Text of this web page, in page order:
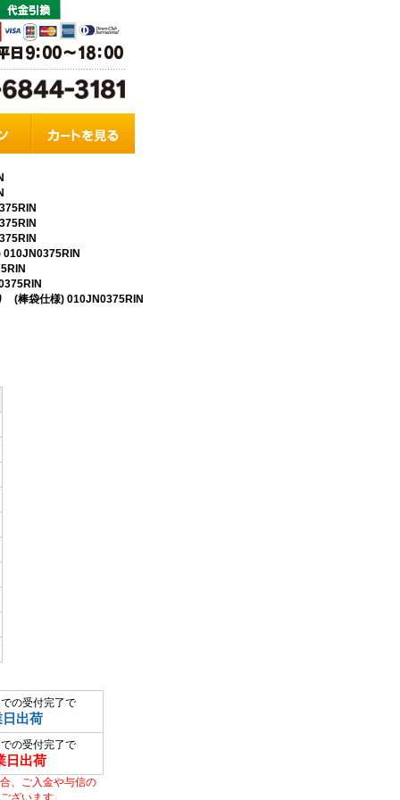
(棒袋仕様) 010JN0375RIN
の受付完了で
出荷
の受付完了で
日出荷
、ご入金や与信の
ざいます。